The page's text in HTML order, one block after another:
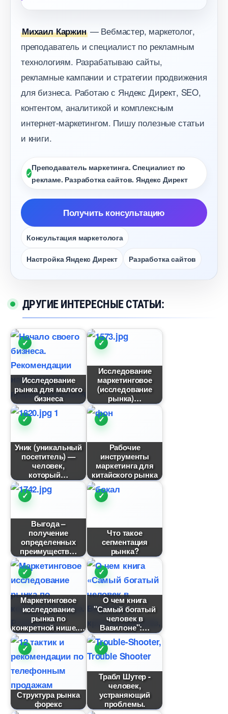
Михаил Каржин— Вебмастер, маркетолог,
преподаватель и специалист по рекламным
технологиям. Разрабатываю сайты,
рекламные кампании и стратегии продвижения
для бизнеса. Работаю с Яндекс Директ, SEO,
контентом, аналитикой и комплексным
интернет-маркетингом. Пишу полезные статьи
и книги.
Преподаватель маркетинга. Специалист по
рекламе. Разработка сайтов. Яндекс Директ
Получить консультацию
Консультация маркетолога
Настройка Яндекс Директ Разработка сайто
ДРУГИЕ ИНТЕРЕСНЫЕ СТАТЬИ:
Исследование
рынка для малого
изнеса
Исследование
маркетинговое
(исследование
рынка)
Уник (уникальный
посетитель) —
человек,
который
Рабочие
инструменты
маркетинга для
китайского рынка
ыгода –
получение
определенных
преимущест
Что такое
сегментация
рынка?
Маркетинговое
исследование
рынка по
конкретной нише.
О чем книга
"Самый богатый
человек
авилоне":
Структура рынка
форекс
Трабл Шутер -
человек,
устраняющий
проблемы.